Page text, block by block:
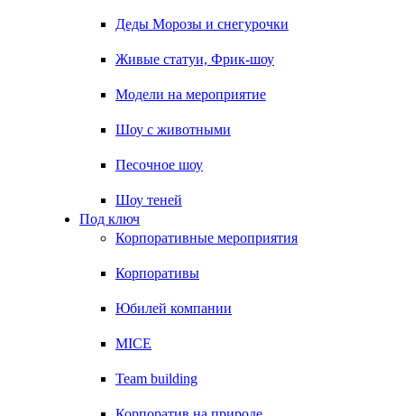
Деды Морозы и снегурочки
Живые статуи, Фрик-шоу
Модели на мероприятие
Шоу с животными
Песочное шоу
Шоу теней
Под ключ
Корпоративные мероприятия
Корпоративы
Юбилей компании
MICE
Team building